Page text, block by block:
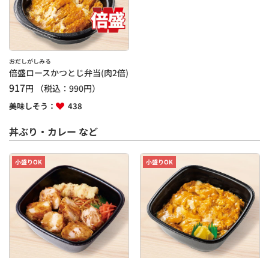
おだしがしみる
倍盛ロースかつとじ弁当(肉2倍)
917円 （税込： 990円）
美味しそう： 438
丼ぶり・カレー など
小盛りOK 小盛りOK